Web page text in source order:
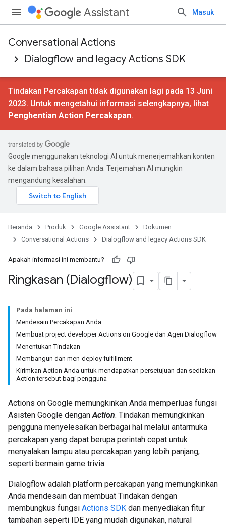
Assistant Masuk
Conversational Actions
Dialogflow and legacy Actions SDK
Tindakan Percakapan tidak digunakan lagi pada 13 Juni
2023. Untuk mengetahui informasi selengkapnya, lihat
Penghentian Action Percakapan.
Google menggunakan teknologi AI untuk menerjemahkan konten
ke dalam bahasa pilihan Anda. Terjemahan AI mungkin
mengandung kesalahan.
Beranda Produk Google Assistant
Dokumen
Conversational Actions
Dialogflow and legacy Actions SDK
Apakah informasi ini membantu?
Ringkasan (Dialogflow)
Pada halaman ini
Mendesain Percakapan Anda
Membuat project developer Actions on Google dan Agen Dialogflow
Menentukan Tindakan
Membangun dan men-deploy fulfillment
Kirimkan Action Anda untuk mendapatkan persetujuan dan sediakan
Action tersebut bagi pengguna
Actions on Google memungkinkan Anda memperluas fungsi
Asisten Google denganAction. Tindakan memungkinkan
pengguna menyelesaikan berbagai hal melalui antarmuka
percakapan yang dapat berupa perintah cepat untuk
menyalakan lampu atau percakapan yang lebih panjang,
seperti bermain game trivia.
Dialogflow adalah platform percakapan yang memungkinkan
Anda mendesain dan membuat Tindakan dengan
membungkus fungsi Actions SDK dan menyediakan fitur
tambahan seperti IDE yang mudah digunakan, natural